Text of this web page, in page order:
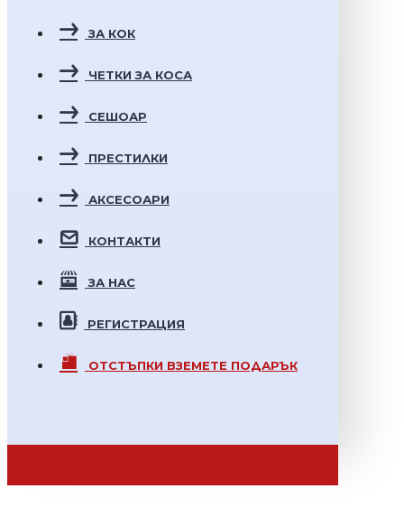
ЗА КОК
ЧЕТКИ ЗА КОСА
СЕШОАР
ПРЕСТИЛКИ
АКСЕСОАРИ
КОНТАКТИ
ЗА НАС
РЕГИСТРАЦИЯ
ОТСТЪПКИ ВЗЕМЕТЕ ПОДАРЪК